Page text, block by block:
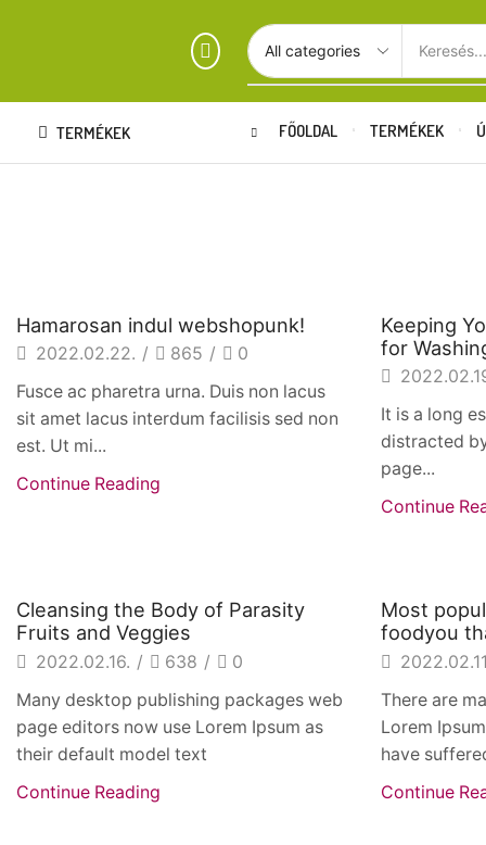
Keresés...
TERMÉKEK FŐOLDAL TERMÉKEK
Hamarosan indul webshopunk!
2022.02.22. / 865 /
0
Fusce ac pharetra urna. Duis non lacus
sit amet lacus interdum facilisis sed non
est. Ut mi...
Continue Reading
Keeping
for
It is a long
distracted
page...
Continue
Beverages
Cleansing the Body of Parasity
Fruits and Veggies
2022.02.16. / 638 /
0
Many desktop publishing packages web
page editors now use Lorem Ipsum as
their default model text
Continue Reading
Most
foodyou
There are
Lorem
have
Continue